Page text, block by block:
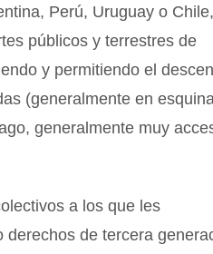
Perú, Uruguay o
públicos y terrestres de
y permitiendo el
(generalmente en
generalmente muy
a los que les
de tercera